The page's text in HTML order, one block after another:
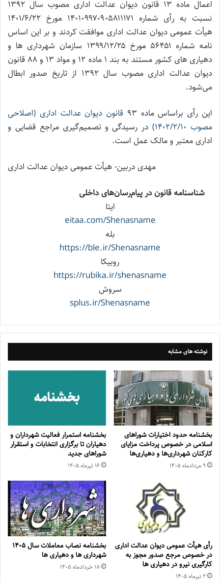
اعمال ماده ۱۳ قانون دیوان عدالت اداری مصوب سال ۱۳۹۲
نسبت به رأی شماره ۱۴۰۱۰۹۹۷۰۹۰۵۸۱۱۱۷۱ مورخ ۱۴۰۱/۶/۲۲
هیأت عمومی دیوان عدالت اداری موافقت کردند و بر این اساس
نامه شماره ۵۶۴۵۱ مورخ ۱۳۹۹/۱۲/۲۵ سازمان شهرداری ها و
دهیاری های کشور مستند به بند ۱ ماده ۱۲ و مواد ۱۳ و ۸۸ قانون
دیوان عدالت اداری مصوب سال ۱۳۹۲ از تاریخ صدور ابطال
می‌شود.
این رأی براساس ماده ۹۳
قانون دیوان عدالت اداری (اصلاحی
مصوب ۱۴۰۲/۲/۱۰)
در رسیدگی و تصمیم‌گیری مراجع قضایی و
اداری معتبر و مالک عمل است.
مهدی دربین- هیأت عمومی دیوان عدالت اداری
شناسنامه قانون در پیام‌رسان‌های داخلی
ایتا
eitaa.com/Shenasname
بله
https://ble.ir/Shenasname
روبیکا
https://rubika.ir/shenasname
سروش
splus.ir/Shenasname
نوشته های مشابه
بخشنامه حدود اختیارات شوراهای
اسلامی در خصوص پرداخت مزایای
کارکنان شهرداری‌ها و دهیاری‌ها
۹ مرداد‌ماه ۱۴۰۵
بخشنامه استمرار فعالیت شهرداران و
دهیاران تا برگزاری انتخابات و استقرار
شوراهای جدید
۱۶ تیر‌ماه ۱۴۰۵
رأی هیأت عمومی دیوان عدالت اداری
در خصوص مرجع صدور مجوز به
کارگیری نیرو در دهیاری ها
۲ تیر‌ماه ۱۴۰۵
بخشنامه نصاب معاملات سال ۱۴۰۵
شهرداری ها و دهیاری ها
۱۸ خرداد‌ماه ۱۴۰۵